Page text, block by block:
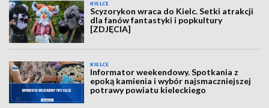
KIELCE
Scyzorykon wraca do Kielc. Setki atrakcji
dla fanów fantastyki i popkultury
[ZDJĘCIA]
KIELCE
Informator weekendowy. Spotkania z
epoką kamienia i wybór najsmaczniejszej
potrawy powiatu kieleckiego